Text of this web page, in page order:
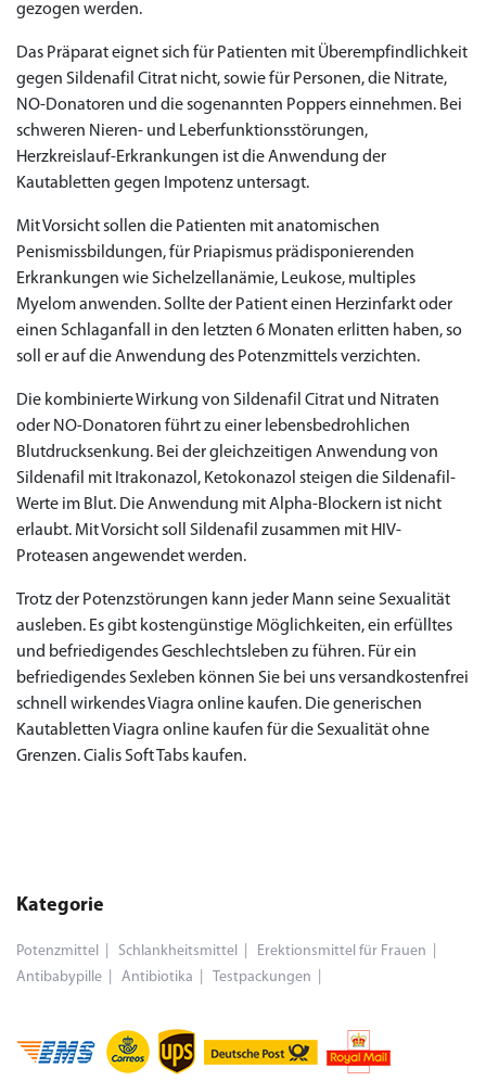
gezogen werden.
Das Präparat eignet sich für Patienten mit Überempfindlichkeit
gegen Sildenafil Citrat nicht, sowie für Personen, die Nitrate,
NO-Donatoren und die sogenannten Poppers einnehmen. Bei
schweren Nieren- und Leberfunktionsstörungen,
Herzkreislauf-Erkrankungen ist die Anwendung der
Kautabletten gegen Impotenz untersagt.
Mit Vorsicht sollen die Patienten mit anatomischen
Penismissbildungen, für Priapismus prädisponierenden
Erkrankungen wie Sichelzellanämie, Leukose, multiples
Myelom anwenden. Sollte der Patient einen Herzinfarkt oder
einen Schlaganfall in den letzten 6 Monaten erlitten haben, so
soll er auf die Anwendung des Potenzmittels verzichten.
Die kombinierte Wirkung von Sildenafil Citrat und Nitraten
oder NO-Donatoren führt zu einer lebensbedrohlichen
Blutdrucksenkung. Bei der gleichzeitigen Anwendung von
Sildenafil mit Itrakonazol, Ketokonazol steigen die Sildenafil-
Werte im Blut. Die Anwendung mit Alpha-Blockern ist nicht
erlaubt. Mit Vorsicht soll Sildenafil zusammen mit HIV-
Proteasen angewendet werden.
Trotz der Potenzstörungen kann jeder Mann seine Sexualität
ausleben. Es gibt kostengünstige Möglichkeiten, ein erfülltes
und befriedigendes Geschlechtsleben zu führen. Für ein
befriedigendes Sexleben können Sie bei uns versandkostenfrei
schnell wirkendes Viagra online kaufen. Die generischen
Kautabletten Viagra online kaufen für die Sexualität ohne
Grenzen. Cialis Soft Tabs kaufen.
Kategorie
Potenzmittel Schlankheitsmittel
Erektionsmittel für Frauen
Antibabypille
Antibiotika Testpackungen